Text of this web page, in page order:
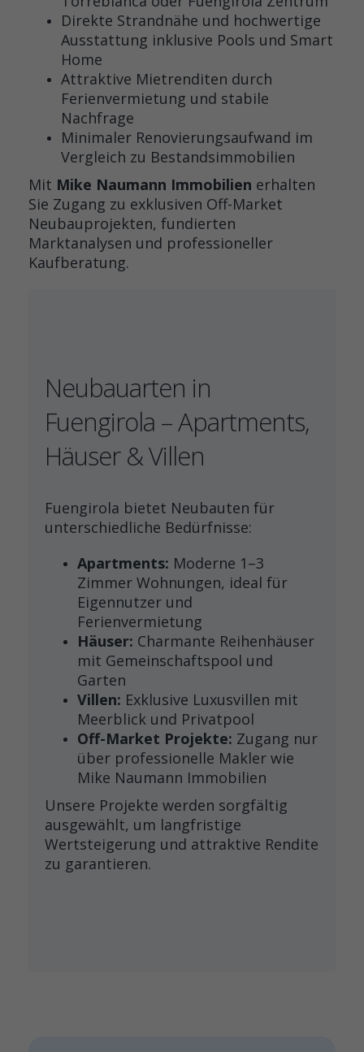
Direkte Strandnähe und hochwertige
Ausstattung inklusive Pools und Smart
Home
Attraktive Mietrenditen durch
Ferienvermietung und stabile
Nachfrage
Minimaler Renovierungsaufwand im
Vergleich zu Bestandsimmobilien
Mit Mike Naumann Immobilien erhalten
Sie Zugang zu exklusiven Off-Market
Neubauprojekten, fundierten
Marktanalysen und professioneller
Kaufberatung.
Neubauarten in
Fuengirola – Apartments,
Häuser & Villen
Fuengirola bietet Neubauten für
unterschiedliche Bedürfnisse:
Apartments: Moderne 1–3
Zimmer Wohnungen, ideal für
Eigennutzer und
Ferienvermietung
Häuser: Charmante Reihenhäuser
mit Gemeinschaftspool und
Garten
Villen: Exklusive Luxusvillen mit
Meerblick und Privatpool
Off-Market Projekte: Zugang nur
über professionelle Makler wie
Mike Naumann Immobilien
Unsere Projekte werden sorgfältig
ausgewählt, um langfristige
Wertsteigerung und attraktive Rendite
zu garantieren.